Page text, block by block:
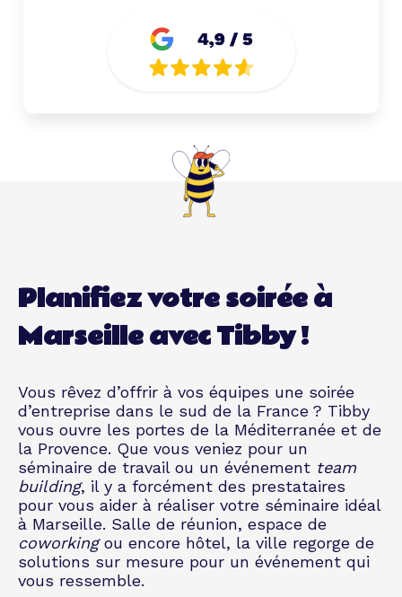
Planifiez votre soirée à
Marseille avec Tibby !
Vous rêvez d’offrir à vos équipes une soirée
d’entreprise dans le sud de la France ? Tibby
vous ouvre les portes de la Méditerranée et de
la Provence. Que vous veniez pour un
séminaire de travail ou un événement team
building, il y a forcément des prestataires
pour vous aider à réaliser votre séminaire idéal
à Marseille. Salle de réunion, espace de
coworkingou encore hôtel, la ville regorge de
solutions sur mesure pour un événement qui
vous ressemble.